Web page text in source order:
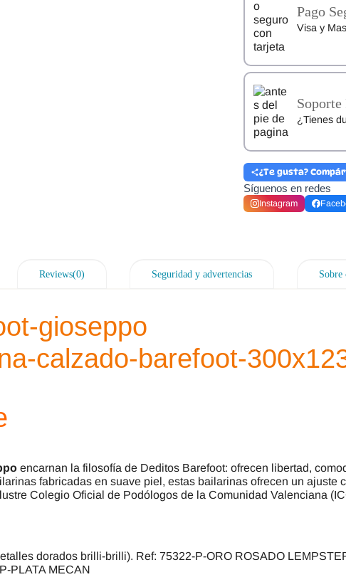
Pago
Visa y
Soporte
¿Tienes
¿Te gusta?
Síguenos en redes
Instagram
Reviews(0) Seguridad y advertencias Sobre
encarnan la filosofía de Deditos Barefoot: ofrecen libertad,
fabricadas en suave piel, estas bailarinas ofrecen un ajuste
Colegio Oficial de Podólogos de la Comunidad Valenciana
dorados brilli-brilli). Ref: 75322-P-ORO ROSADO
PLATA MECAN